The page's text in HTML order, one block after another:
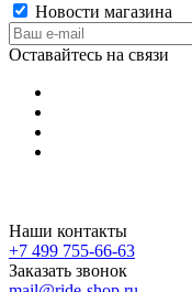
Новости магазина
Оставайтесь на связи
Наши контакты
+7 499 755-66-63
Заказать звонок